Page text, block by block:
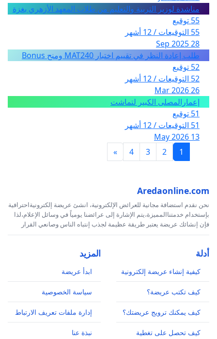
مناشدة لوزير التربية والتعليم من طلاب المعهد الأزهري بغزة
55 توقيع
55 التوقيعات / 12 أشهر
28 Sep 2025
طلب إعادة النظر في تقييم اختبار MAT240 ومنح Bonus
52 توقيع
52 التوقيعات / 12 أشهر
26 Mar 2026
إعمارالمصلى الكبير لتماشت
51 توقيع
51 التوقيعات / 12 أشهر
13 May 2026
1
2
3
4
»
Aredaonline.com
نحن نقدم استضافة مجانية للعرائض الإلكترونية، انشئ عريضة إلكترونيةاحترافية
بإستخدام خدمتناالمميزة،يتم الإشارة إلى عرائضنا يومياً في وسائل الإعلام،لذا
فإن إنشائك عريضة يعتبر طريقة عظيمة لجذب إنتباه الناس وصانعي القرار
أدلة
كيفية إنشاء عريضة إلكترونية
كيف تكتب عريضة؟
كيف يمكنك ترويج عريضتك؟
كيف تحصل على تغطية
المزيد
ابدأ عريضة
سياسة الخصوصية
إدارة ملفات تعريف الارتباط
نبذة عنا